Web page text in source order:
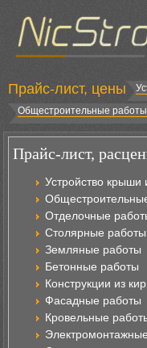
Прайс-лист, цены
Общестроительные работы
Прайс-лист,
Устройство крыши
Отделочные
Столярные работы
Земляные работы
Бетонные работы
Конструкции из
Фасадные работы
Кровельные